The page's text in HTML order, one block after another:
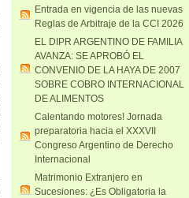
Entrada en vigencia de las nuevas
Reglas de Arbitraje de la CCI 2026
EL DIPR ARGENTINO DE FAMILIA
AVANZA: SE APROBÓ EL
CONVENIO DE LA HAYA DE 2007
SOBRE COBRO INTERNACIONAL
DE ALIMENTOS
Calentando motores! Jornada
preparatoria hacia el XXXVII
Congreso Argentino de Derecho
Internacional
Matrimonio Extranjero en
Sucesiones: ¿Es Obligatoria la